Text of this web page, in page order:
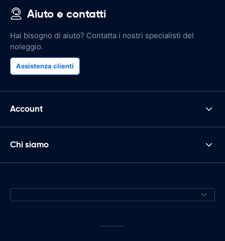
Aiuto e contatti
Hai bisogno di aiuto? Contatta i nostri specialisti del
noleggio.
Assistenza clienti
Account
Chi siamo